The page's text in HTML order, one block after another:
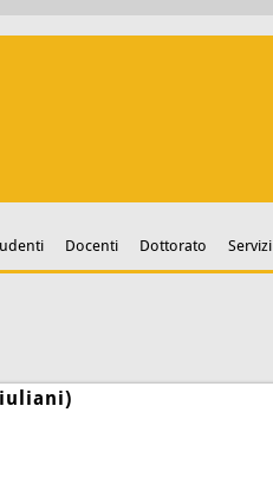
Docenti Dottorato Servizi